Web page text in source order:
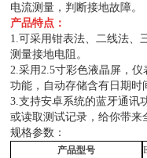
电流测量，判断接地故障。
产品特点：
1.可采用钳表法、二线法、
测量接地电阻。
2.采用2.5寸彩色液晶屏，
功能，自动存储含有日期时
3.支持安卓系统的蓝牙通讯
或读取测试记录，给你带来
规格参数：
产品型号